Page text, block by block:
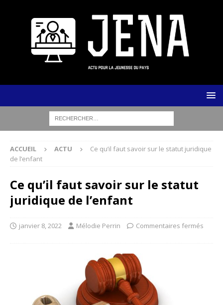
ACCUEIL ACTU
Ce qu’il faut savoir sur le statut juridique
de l’enfant
Ce qu’il faut savoir sur le statut
juridique de l’enfant
janvier 8, 2022 Mélodie Perrin Commentaires fermés